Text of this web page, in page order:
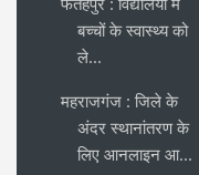
बच्चों के स्वास्थ्य को
ले...
महराजगंज : जिले के
अंदर स्थानांतरण के
लिए आनलाइन आ...